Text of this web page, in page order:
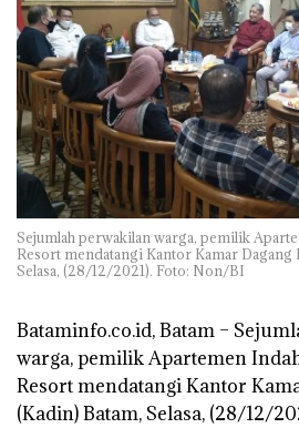
Sejumlah perwakilan warga, pemilik
Resort mendatangi Kantor Kamar Dagang
Selasa, (28/12/2021). Foto: Non/BI
Bataminfo.co.id, Batam –
warga, pemilik Apartemen
Resort mendatangi Kantor
(Kadin) Batam, Selasa, (28/12/